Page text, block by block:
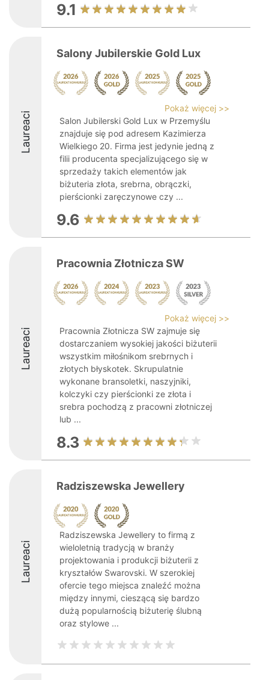
9.1
Laureaci
Salony Jubilerskie Gold Lux
Pokaż więcej >>
Salon Jubilerski Gold Lux w Przemyślu
znajduje się pod adresem Kazimierza
Wielkiego 20. Firma jest jedynie jedną z
filii producenta specjalizującego się w
sprzedaży takich elementów jak
biżuteria złota, srebrna, obrączki,
pierścionki zaręczynowe czy ...
9.6
Laureaci
Pracownia Złotnicza SW
Pokaż więcej >>
Pracownia Złotnicza SW zajmuje się
dostarczaniem wysokiej jakości biżuterii
wszystkim miłośnikom srebrnych i
złotych błyskotek. Skrupulatnie
wykonane bransoletki, naszyjniki,
kolczyki czy pierścionki ze złota i
srebra pochodzą z pracowni złotniczej
lub ...
8.3
Laureaci
Radziszewska Jewellery
Radziszewska Jewellery to firmą z
wieloletnią tradycją w branży
projektowania i produkcji biżuterii z
kryształów Swarovski. W szerokiej
ofercie tego miejsca znaleźć można
między innymi, cieszącą się bardzo
dużą popularnością biżuterię ślubną
oraz stylowe ...